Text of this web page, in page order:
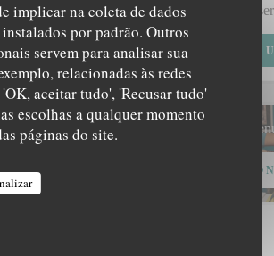
implicar na coleta de dados
por padrão. Outros
servem para analisar sua
relacionadas às redes
aceitar tudo', 'Recusar tudo'
escolhas a qualquer momento
páginas do site.
/5 quality_price 5 /5
RESERVAR
DESCUBRA O